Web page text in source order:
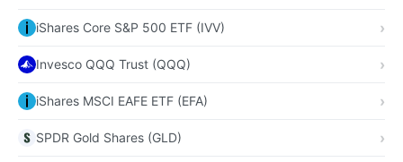
iShares Core S&P 500 ETF (IVV)
Invesco QQQ Trust (QQQ)
iShares MSCI EAFE ETF (EFA)
SPDR Gold Shares (GLD)